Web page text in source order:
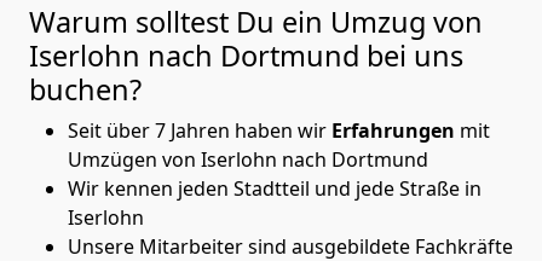
Warum solltest Du ein Umzug von
Iserlohn nach Dortmund bei uns
buchen?
Seit über 7 Jahren haben wir Erfahrungen mit
Umzügen von Iserlohn nach Dortmund
Wir kennen jeden Stadtteil und jede Straße in
Iserlohn
Unsere Mitarbeiter sind ausgebildete Fachkräfte